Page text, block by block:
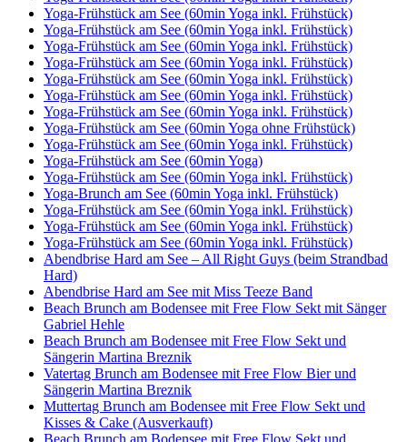
Yoga-Frühstück am See (60min Yoga inkl. Frühstück)
Yoga-Frühstück am See (60min Yoga inkl. Frühstück)
Yoga-Frühstück am See (60min Yoga inkl. Frühstück)
Yoga-Frühstück am See (60min Yoga inkl. Frühstück)
Yoga-Frühstück am See (60min Yoga inkl. Frühstück)
Yoga-Frühstück am See (60min Yoga inkl. Frühstück)
Yoga-Frühstück am See (60min Yoga inkl. Frühstück)
Yoga-Frühstück am See (60min Yoga ohne Frühstück)
Yoga-Frühstück am See (60min Yoga inkl. Frühstück)
Yoga-Frühstück am See (60min Yoga)
Yoga-Frühstück am See (60min Yoga inkl. Frühstück)
Yoga-Brunch am See (60min Yoga inkl. Frühstück)
Yoga-Frühstück am See (60min Yoga inkl. Frühstück)
Yoga-Frühstück am See (60min Yoga inkl. Frühstück)
Yoga-Frühstück am See (60min Yoga inkl. Frühstück)
Abendbrise Hard am See – All Right Guys (beim Strandbad
Hard)
Abendbrise Hard am See mit Miss Teeze Band
Beach Brunch am Bodensee mit Free Flow Sekt mit Sänger
Gabriel Hehle
Beach Brunch am Bodensee mit Free Flow Sekt und
Sängerin Martina Breznik
Vatertag Brunch am Bodensee mit Free Flow Bier und
Sängerin Martina Breznik
Muttertag Brunch am Bodensee mit Free Flow Sekt und
Kisses & Cake (Ausverkauft)
Beach Brunch am Bodensee mit Free Flow Sekt und